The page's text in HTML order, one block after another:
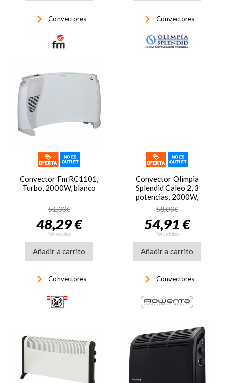
keyboard_arrow_right Convectores keyboard_arrow_right Convectores
Convector Fm RC1101,
Turbo, 2000W, blanco
51,00€
48,29 €
IVA incluido
Añadir a carrito
keyboard_arrow_right Convectores
Convector Olimpia
Splendid Caleo 2, 3
potencias, 2000W,
termostato seguridad,
hasta 60 m3, blanco
58,00€
54,91 €
IVA incluido
Añadir a carrito
keyboard_arrow_right Convectores